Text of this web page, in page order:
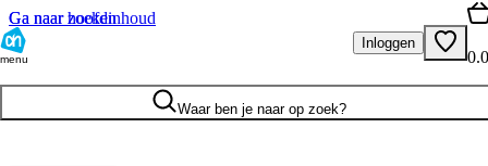
Ga naar hoofdinhoud
Ga naar zoeken
menu
Inloggen
Waar ben je naar op zoek?